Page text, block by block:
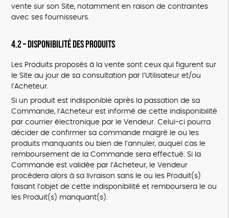
vente sur son Site, notamment en raison de contraintes
avec ses fournisseurs.
4.2 – Disponibilité des Produits
Les Produits proposés à la vente sont ceux qui figurent sur
le Site au jour de sa consultation par l’Utilisateur et/ou
l’Acheteur.
Si un produit est indisponible après la passation de sa
Commande, l’Acheteur est informé de cette indisponibilité
par courrier électronique par le Vendeur. Celui-ci pourra
décider de confirmer sa commande malgré le ou les
produits manquants ou bien de l’annuler, auquel cas le
remboursement de la Commande sera effectué. Si la
Commande est validée par l’Acheteur, le Vendeur
procédera alors à sa livraison sans le ou les Produit(s)
faisant l’objet de cette indisponibilité et remboursera le ou
les Produit(s) manquant(s).